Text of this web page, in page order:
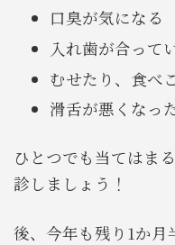
口臭が気になる
入れ歯が合って
むせたり、食べ
滑舌が悪くなっ
ひとつでも当てはま
診しましょう！
後、今年も残り1か月